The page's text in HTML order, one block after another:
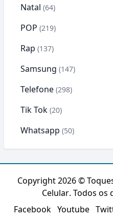
Natal (64)
POP (219)
Rap (137)
Samsung (147)
Telefone (298)
Tik Tok (20)
Whatsapp (50)
Copyright 2026 ©
Celular. Todos os
Facebook Youtube